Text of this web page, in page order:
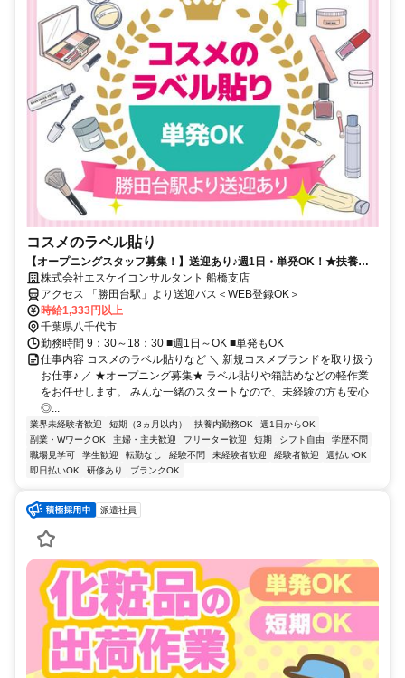
コスメのラベル貼り
【オープニングスタッフ募集！】送迎あり♪週1日・単発OK！★扶養
内・Wワーク歓迎◎未経験歓迎！履歴書不要×WEB面談OK♪
株式会社エスケイコンサルタント 船橋支店
アクセス 「勝田台駅」より送迎バス＜WEB登録OK＞
時給1,333円以上
千葉県八千代市
勤務時間 9：30～18：30 ■週1日～OK ■単発もOK
仕事内容 コスメのラベル貼りなど ＼ 新規コスメブランドを取り扱う
お仕事♪ ／ ★オープニング募集★ ラベル貼りや箱詰めなどの軽作業
をお任せします。 みんな一緒のスタートなので、未経験の方も安心
◎...
業界未経験者歓迎 短期（3ヵ月以内） 扶養内勤務OK
週1日からOK
副業・WワークOK
主婦・主夫歓迎 フリーター歓迎 短期 シフト自由
学歴不問
職場見学可
学生歓迎 転勤なし 経験不問 未経験者歓迎 経験者歓迎
週払いOK
即日払いOK
研修あり ブランクOK
派遣社員